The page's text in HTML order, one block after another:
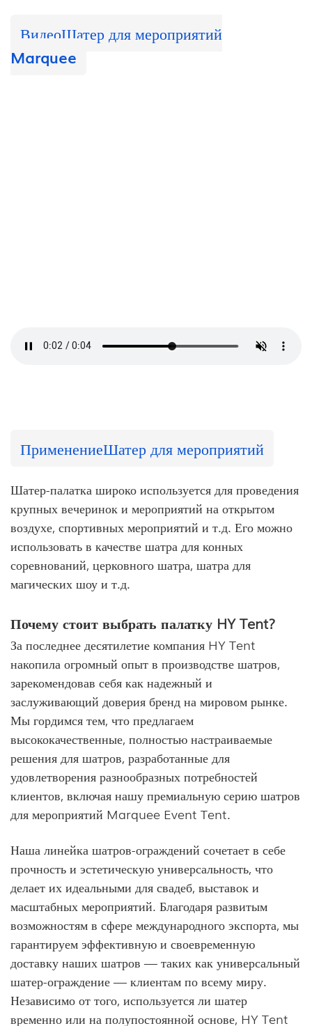
ВидеоШатер для мероприятий
Marquee
ПрименениеШатер для мероприятий
Шатер-палатка широко используется для проведения
крупных вечеринок и мероприятий на открытом
воздухе, спортивных мероприятий и т.д. Его можно
использовать в качестве шатра для конных
соревнований, церковного шатра, шатра для
магических шоу и т.д.
Почему стоит выбрать палатку HY Tent?
За последнее десятилетие компания HY Tent
накопила огромный опыт в производстве шатров,
зарекомендовав себя как надежный и
заслуживающий доверия бренд на мировом рынке.
Мы гордимся тем, что предлагаем
высококачественные, полностью настраиваемые
решения для шатров, разработанные для
удовлетворения разнообразных потребностей
клиентов, включая нашу премиальную серию шатров
для мероприятий Marquee Event Tent.
Наша линейка шатров-ограждений сочетает в себе
прочность и эстетическую универсальность, что
делает их идеальными для свадеб, выставок и
масштабных мероприятий. Благодаря развитым
возможностям в сфере международного экспорта, мы
гарантируем эффективную и своевременную
доставку наших шатров — таких как универсальный
шатер-ограждение — клиентам по всему миру.
Независимо от того, используется ли шатер
временно или на полупостоянной основе, HY Tent